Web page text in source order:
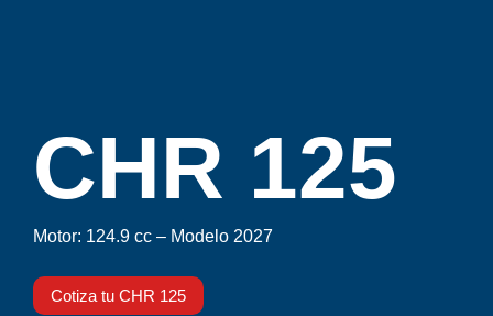
CHR 125
Motor: 124.9 cc – Modelo 2027
Cotiza tu CHR 125